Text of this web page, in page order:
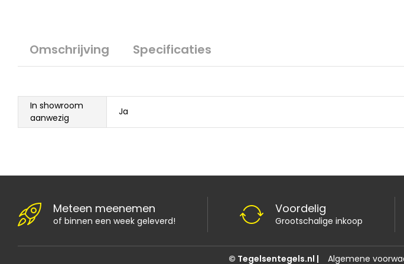
Omschrijving Specificaties
In showroom
aanwezig
Ja
Meteen meenemen
of binnen een week geleverd!
Voordelig
Grootschalige inkoop
© Tegelsentegels.nl | Algemene